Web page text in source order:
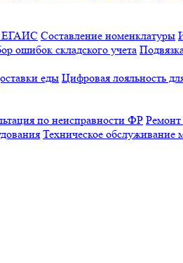
ЕГАИС Составление номенклатуры
ошибок складского учета
еды Цифровая лояльность
по неисправности ФР
Техническое обслуживание